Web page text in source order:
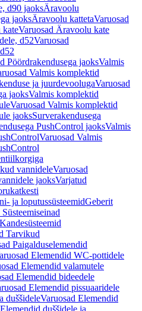
d90 jaoksÄravoolu
jaoksÄravoolu kattetaVaruosad
kateVaruosad Äravoolu kate
d52Varuosad
Pöördrakendusega jaoksValmis
Valmis komplektid
ja juurdevoolugaVaruosad
jaoksValmis komplektid
Varuosad Valmis komplektid
jaoksSurverakendusega
PushControl jaoksValmis
Varuosad Valmis
vannideleVaruosad
jaoksVarjatud
ja loputussüsteemidGeberit
Tarvikud
Paigalduselemendid
Elemendid WC-pottidele
Elemendid valamutele
Elemendid bideedele
Elemendid pissuaaridele
duššideleVaruosad Elemendid
Elemendid duššidele ja